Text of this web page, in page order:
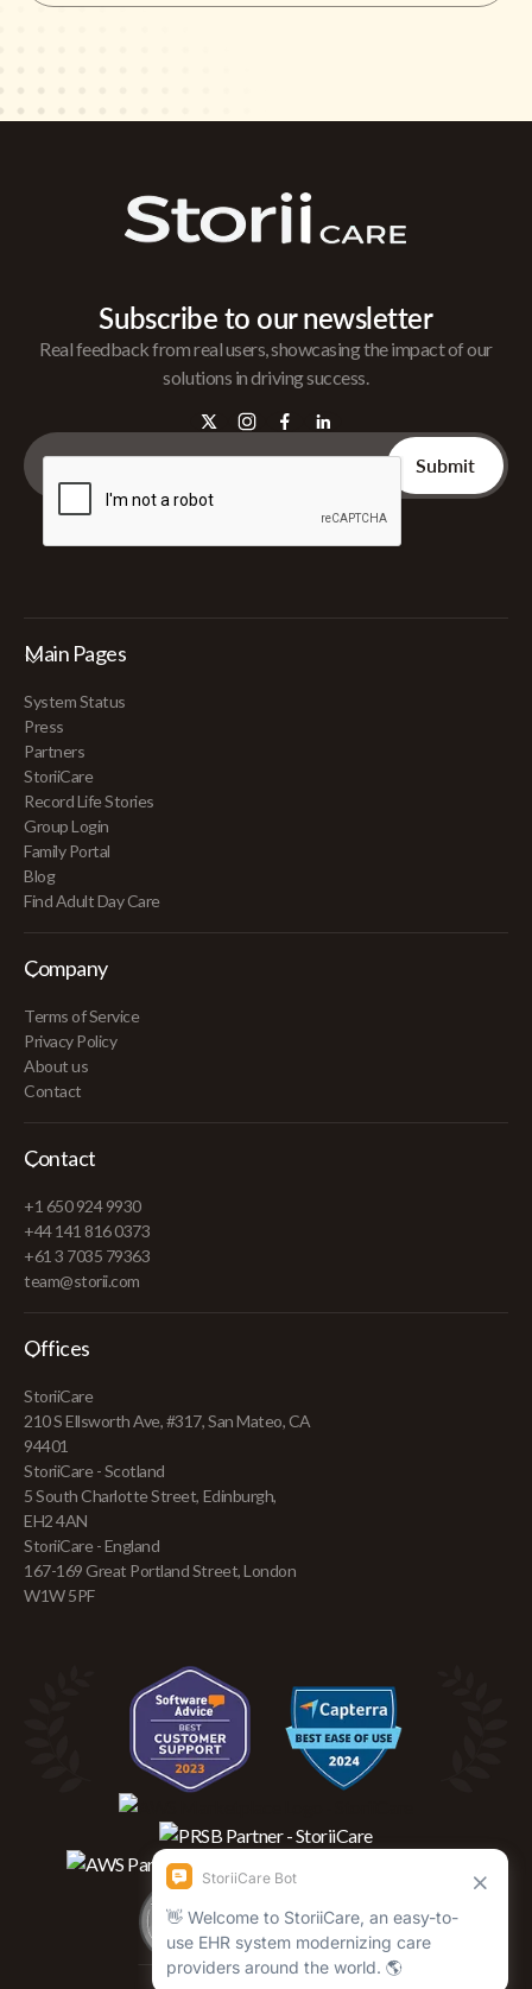
Subscribe to our newsletter
Real feedback from real users, showcasing the impact of our
solutions in driving success.
Main Pages
System Status
Press
Partners
StoriiCare
Record Life Stories
Group Login
Family Portal
Blog
Find Adult Day Care
Company
Terms of Service
Privacy Policy
About us
Contact
Contact
+1 650 924 9930
+44 141 816 0373
+61 3 7035 79363
team@storii.com
Offices
StoriiCare
210 S Ellsworth Ave, #317, San Mateo, CA
94401
StoriiCare - Scotland
5 South Charlotte Street, Edinburgh,
EH2 4AN
StoriiCare - England
167-169 Great Portland Street, London
W1W 5PF